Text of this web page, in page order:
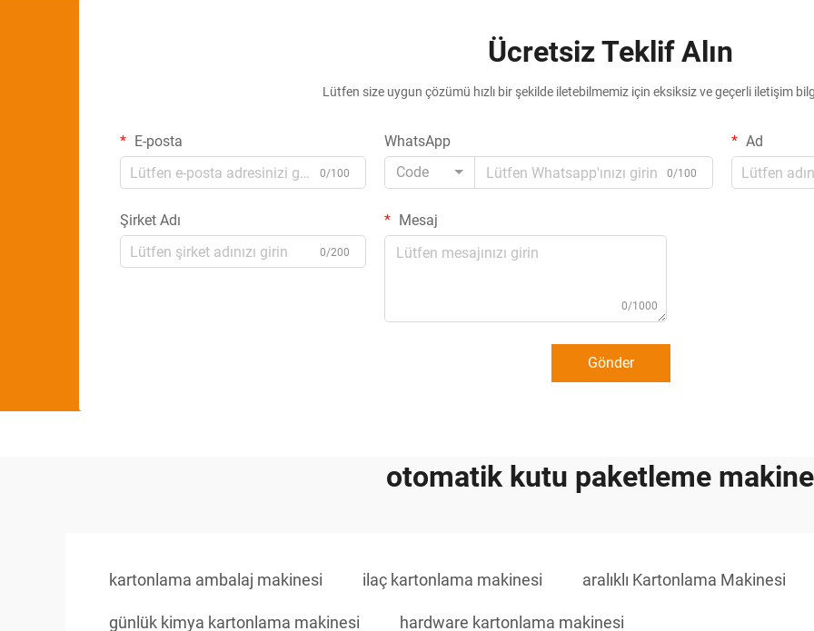
Ücretsiz Teklif Alın
Lütfen size uygun çözümü hızlı bir şekilde iletebilmemiz için eksiksiz ve geçerli iletişim
E-posta
0/100
WhatsApp
Code
0/100
Ad
Şirket Adı
0/200
Mesaj
0/1000
Gönder
otomatik kutu paketleme
kartonlama ambalaj makinesi ilaç kartonlama makinesi aralıklı Kartonlama Makinesi
günlük kimya kartonlama makinesi hardware kartonlama makinesi